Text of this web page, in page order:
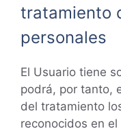
tratamiento
personales
El Usuario tiene
podrá, por tanto,
del tratamiento
reconocidos en el